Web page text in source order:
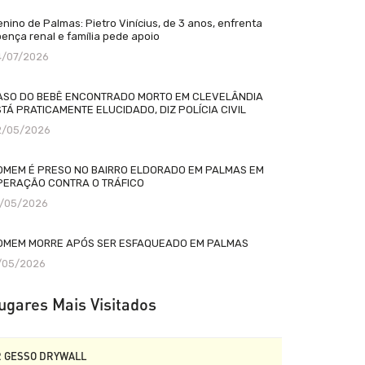
de Palmas: Pietro Vinícius, de 3 anos, enfrenta
renal e família pede apoio
07/2026
DO BEBÊ ENCONTRADO MORTO EM CLEVELÂNDIA
PRATICAMENTE ELUCIDADO, DIZ POLÍCIA CIVIL
05/2026
É PRESO NO BAIRRO ELDORADO EM PALMAS EM
CONTRA O TRÁFICO
05/2026
MORRE APÓS SER ESFAQUEADO EM PALMAS
05/2026
Mais Visitados
GESSO DRYWALL